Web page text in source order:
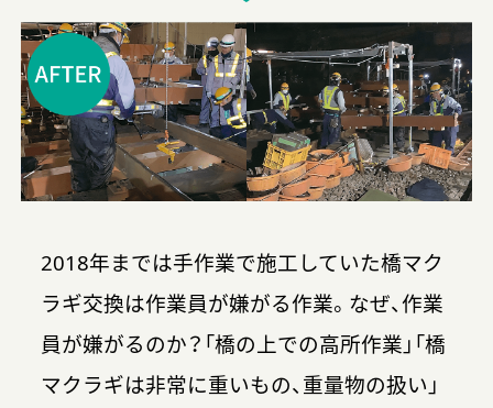
2018年までは手作業で施工していた橋マク
ラギ交換は作業員が嫌がる作業。なぜ、作業
員が嫌がるのか？「橋の上での高所作業」「橋
マクラギは非常に重いもの、重量物の扱い」